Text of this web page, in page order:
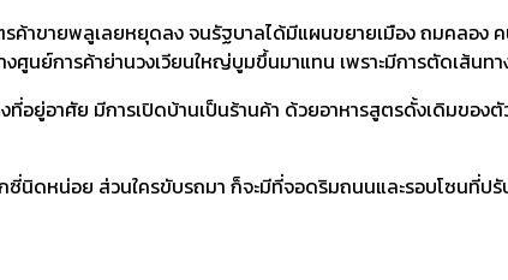
ค้าขายพลูเลยหยุดลง จนรัฐบาลได้มีแผนขยายเมือง ถมคลอง
ศูนย์การค้าย่านวงเวียนใหญ่บูมขึ้นมาแทน เพราะมีการตัดเส้น
อาศัย มีการเปิดบ้านเป็นร้านค้า ด้วยอาหารสูตรดั้งเดิมของตั
นิดหน่อย ส่วนใครขับรถมา ก็จะมีที่จอดริมถนนและรอบโซนที่ป